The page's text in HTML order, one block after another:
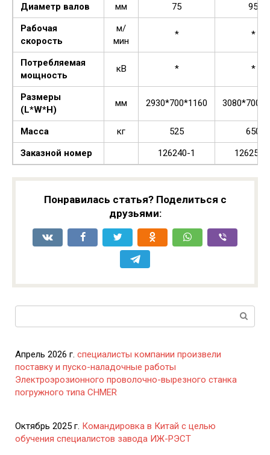
Диаметр валов мм 75
95
Рабочая
скорость
м/
мин
* *
Потребляемая
мощность
кВ * *
Размеры
(L*W*H)
мм 2930*700*1160
Масса кг 525
650
Заказной номер
126240-1 126250-
Понравилась статья? Поделиться с
друзьями:
Апрель 2026 г. специалисты компании произвели
поставку и пуско-наладочные работы
Электроэрозионного проволочно-вырезного станка
погружного типа CHMER
Октябрь 2025 г. Командировка в Китай с целью
обучения специалистов завода ИЖ-РЭСТ